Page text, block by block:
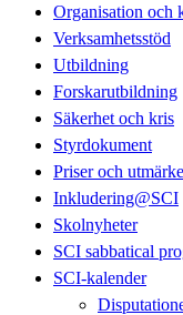
Organisation och
Verksamhetsstöd
Utbildning
Forskarutbildning
Säkerhet och kris
Styrdokument
Priser och
Inkludering@SCI
Skolnyheter
SCI sabbatical
SCI-kalender